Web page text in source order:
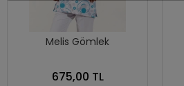
Melis Gömlek
675,00 TL